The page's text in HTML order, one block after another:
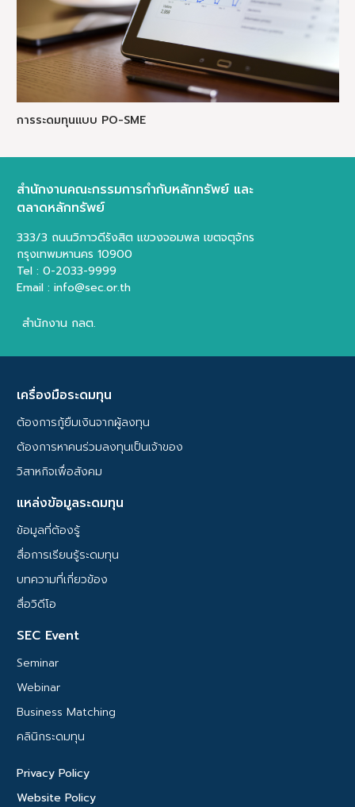
การออกหุ้น Crowdfunding
สำนักงานคณะกรรมการกำกับหลักทรัพย์ และ
ตลาดหลักทรัพย์
333/3 ถนนวิภาวดีรังสิต แขวงจอมพล เขตจตุจักร
กรุงเทพมหานคร 10900
Tel : 0-2033-9999
Email : info@sec.or.th
สำนักงาน กลต.
เครื่องมือระดมทุน
ต้องการกู้ยืมเงินจากผู้ลงทุน
ต้องการหาคนร่วมลงทุนเป็นเจ้าของ
วิสาหกิจเพื่อสังคม
แหล่งข้อมูลระดมทุน
ข้อมูลที่ต้องรู้
สื่อการเรียนรู้ระดมทุน
บทความที่เกี่ยวข้อง
สื่อวิดีโอ
SEC Event
Seminar
Webinar
Business Matching
คลินิกระดมทุน
Privacy Policy
Website Policy